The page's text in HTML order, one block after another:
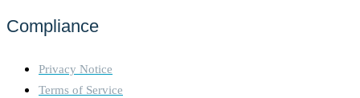
Compliance
Privacy Notice
Terms of Service